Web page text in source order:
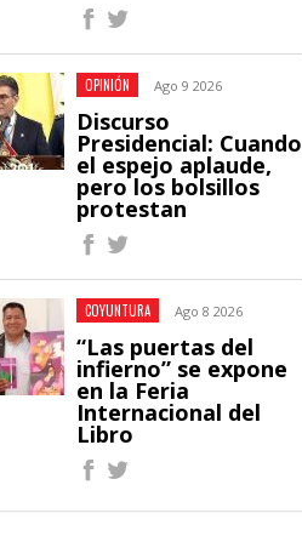
OPINIÓN Ago 9 2026
Discurso
Presidencial: Cuando
el espejo aplaude,
pero los bolsillos
protestan
COYUNTURA Ago 8 2026
“Las puertas del
infierno” se expone
en la Feria
Internacional del
Libro